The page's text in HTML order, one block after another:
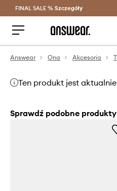
Oszczędzaj z
FINAL SALE % Szczegóły
Answear Ona Akcesoria
Ten produkt jest
Sprawdź podobne produkty